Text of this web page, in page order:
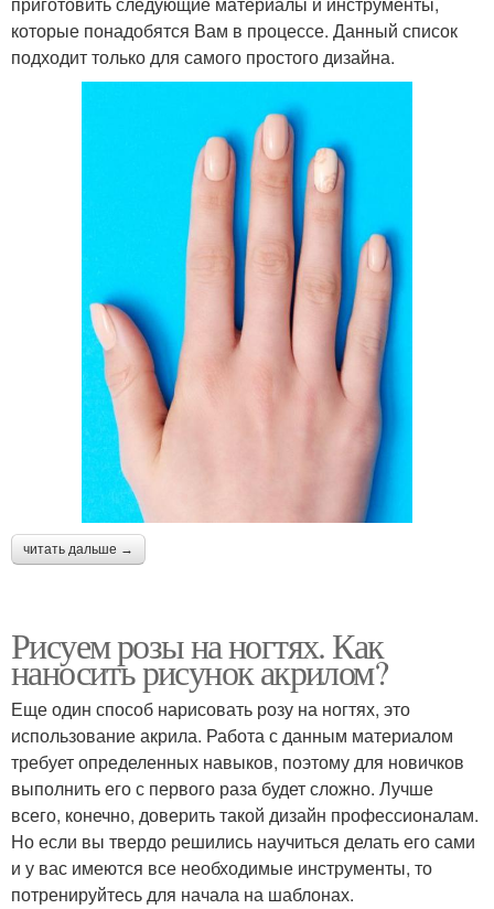
которые понадобятся Вам в процессе. Данный список
подходит только для самого простого дизайна.
читать дальше →
Рисуем розы на ногтях. Как
наносить рисунок акрилом?
Еще один способ нарисовать розу на ногтях, это
использование акрила. Работа с данным материалом
требует определенных навыков, поэтому для новичков
выполнить его с первого раза будет сложно. Лучше
всего, конечно, доверить такой дизайн профессионалам.
Но если вы твердо решились научиться делать его сами
и у вас имеются все необходимые инструменты, то
потренируйтесь для начала на шаблонах.